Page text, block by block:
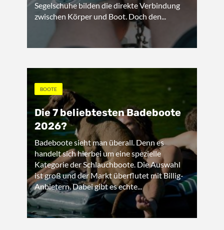
Segelschuhe bilden die direkte Verbindung
zwischen Körper und Boot. Doch den...
BOOTE
Die 7 beliebtesten Badeboote
2026?
Badeboote sieht man überall. Denn es
handelt sich hierbei um eine spezielle
Kategorie der Schlauchboote. Die Auswahl
ist groß und der Markt überflutet mit Billig-
Anbietern. Dabei gibt es echte...